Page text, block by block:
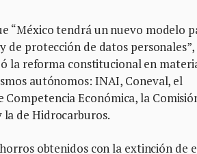
“México tendrá un nuevo modelo
de protección de datos personales”,
la reforma constitucional en
autónomos: INAI, Coneval, el
Económica, la
la de Hidrocarburos.
obtenidos con la extinción de